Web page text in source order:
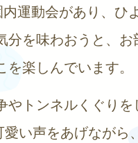
運動会があり、ひ
分を味わおうと、お
楽しんでいます。
やトンネルくぐりを
愛い声をあげながら